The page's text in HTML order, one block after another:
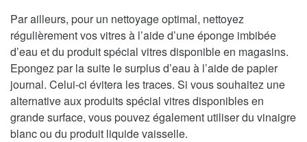
Par ailleurs, pour un nettoyage optimal, nettoyez
régulièrement vos vitres à l’aide d’une éponge imbibée
d’eau et du produit spécial vitres disponible en magasins.
Epongez par la suite le surplus d’eau à l’aide de papier
journal. Celui-ci évitera les traces. Si vous souhaitez une
alternative aux produits spécial vitres disponibles en
grande surface, vous pouvez également utiliser du vinaigre
blanc ou du produit liquide vaisselle.